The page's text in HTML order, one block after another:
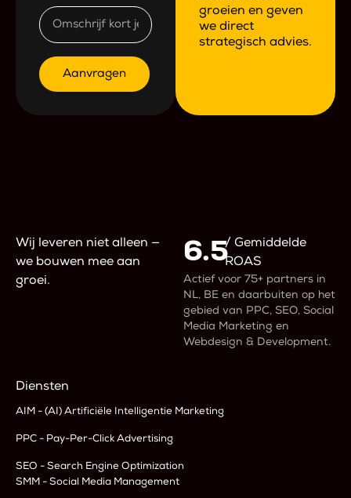
Aanvragen
groeien en geven
we direct
strategisch advies.
Wij leveren niet alleen —
we bouwen mee aan
groei.
6.5/ Gemiddelde
ROAS
Actief voor 75+ partners in
NL, BE en daarbuiten op het
gebied van PPC, SEO, Social
Media Marketing en
Webdesign & Development.
Diensten
AIM - (AI) Artificiële Intelligentie Marketing
PPC - Pay-Per-Click Advertising
SEO - Search Engine Optimization
SMM - Social Media Management